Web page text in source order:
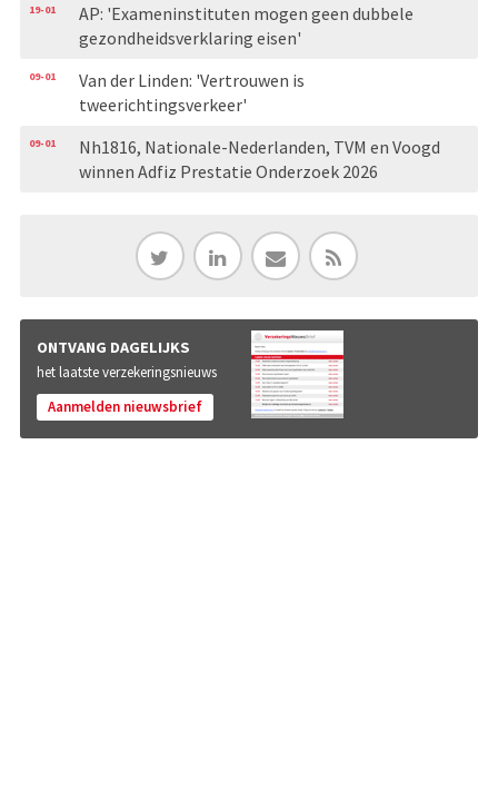
19-01
AP: 'Exameninstituten mogen geen dubbele
gezondheidsverklaring eisen'
09-01
Van der Linden: 'Vertrouwen is
tweerichtingsverkeer'
09-01
Nh1816, Nationale-Nederlanden, TVM en Voogd
winnen Adfiz Prestatie Onderzoek 2026
ONTVANG DAGELIJKS
het laatste verzekeringsnieuws
Aanmelden nieuwsbrief